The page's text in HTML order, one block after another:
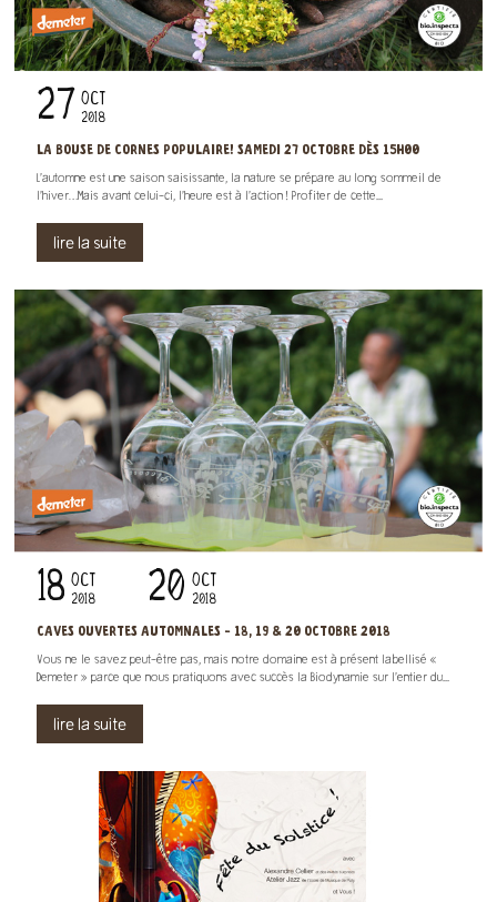
27 OCT
2018
LA BOUSE DE CORNES POPULAIRE! SAMEDI 27 OCTOBRE DÈS 15H00
L’automne est une saison saisissante, la nature se prépare au long sommeil de
l’hiver…Mais avant celui-ci, l’heure est à l’action ! Profiter de cette...
lire la suite
18 OCT
2018 20 OCT
2018
CAVES OUVERTES AUTOMNALES - 18, 19 & 20 OCTOBRE 2018
Vous ne le savez peut-être pas, mais notre domaine est à présent labellisé «
Demeter » parce que nous pratiquons avec succès la Biodynamie sur l’entier du...
lire la suite